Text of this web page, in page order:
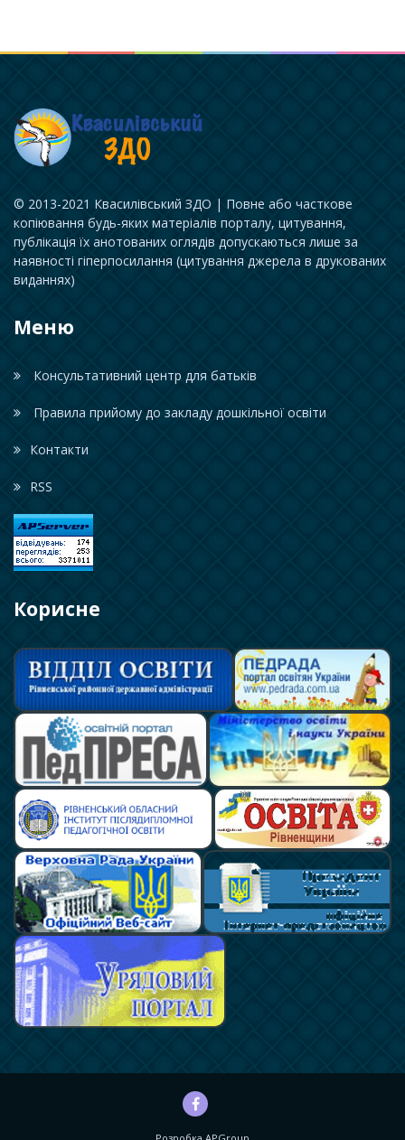
© 2013-2021 Квасилівський ЗДО | Повне або часткове
копіювання будь-яких матеріалів порталу, цитування,
публікація їх анотованих оглядів допускаються лише за
наявності гіперпосилання (цитування джерела в друкованих
виданнях)
Меню
Консультативний центр для батьків
Правила прийому до закладу дошкільної освіти
Контакти
RSS
Корисне